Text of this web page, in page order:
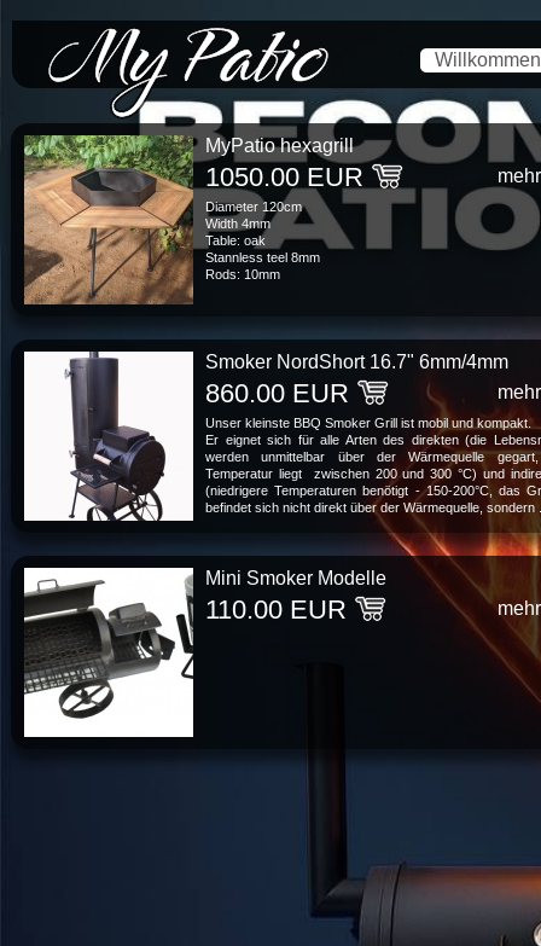
MyPatio hexagrill
1050.00 EUR
Diameter 120cm
Width 4mm
Table: oak
Stannless teel 8mm
Rods: 10mm
Smoker NordShort 16.7" 6mm/4mm
860.00 EUR
Unser kleinste BBQ Smoker Grill ist mobil und kompakt.
Er eignet sich für alle Arten des direkten (die
werden unmittelbar über der Wärmequelle
Temperatur liegt zwischen 200 und 300 °C) und
(niedrigere Temperaturen benötigt - 150-200°C, das
befindet sich nicht direkt über der Wärmequelle, sondern
Mini Smoker Modelle
110.00 EUR
Willkommen